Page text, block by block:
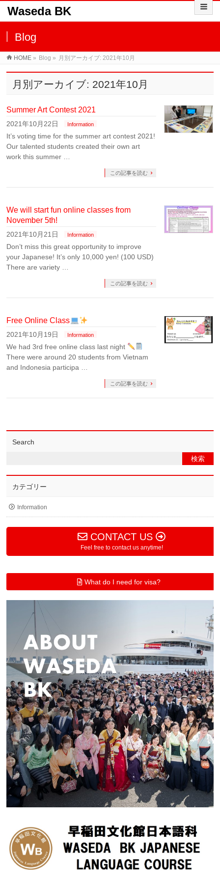
Waseda BK
Blog
HOME » Blog » 月別アーカイブ: 2021年10月
月別アーカイブ: 2021年10月
Summer Art Contest 2021
2021年10月22日 Information
It’s voting time for the summer art contest 2021!
Our talented students created their own art
work this summer …
この記事を読む
We will start fun online classes from
November 5th!
2021年10月21日 Information
Don’t miss this great opportunity to improve
your Japanese! It’s only 10,000 yen! (100 USD)
There are variety …
この記事を読む
Free Online Class
2021年10月19日 Information
We had 3rd free online class last night
There were around 20 students from Vietnam
and Indonesia participa …
この記事を読む
Search
カテゴリー
Information
CONTACT US
Feel free to contact us anytime!
What do I need for visa?